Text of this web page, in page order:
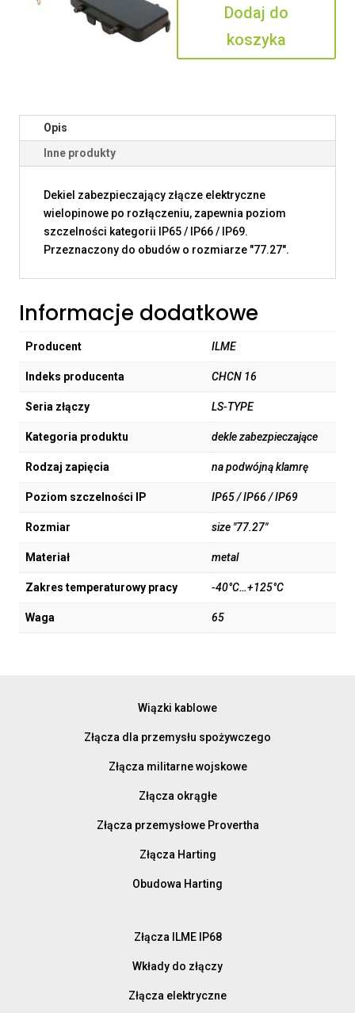
Dodaj do
koszyka
Opis
Inne produkty
Dekiel zabezpieczający złącze elektryczne
wielopinowe po rozłączeniu, zapewnia poziom
szczelności kategorii IP65 / IP66 / IP69.
Przeznaczony do obudów o rozmiarze "77.27".
Informacje dodatkowe
Producent ILME
Indeks producenta CHCN 16
Seria złączy LS-TYPE
Kategoria produktu dekle zabezpieczające
Rodzaj zapięcia na podwójną klamrę
Poziom szczelności IP IP65 / IP66 / IP69
Rozmiar size "77.27"
Materiał metal
Zakres temperaturowy pracy -40°C…+125°C
Waga 65
Wiązki kablowe
Złącza dla przemysłu spożywczego
Złącza militarne wojskowe
Złącza okrągłe
Złącza przemysłowe Provertha
Złącza Harting
Obudowa Harting
Złącza ILME IP68
Wkłady do złączy
Złącza elektryczne